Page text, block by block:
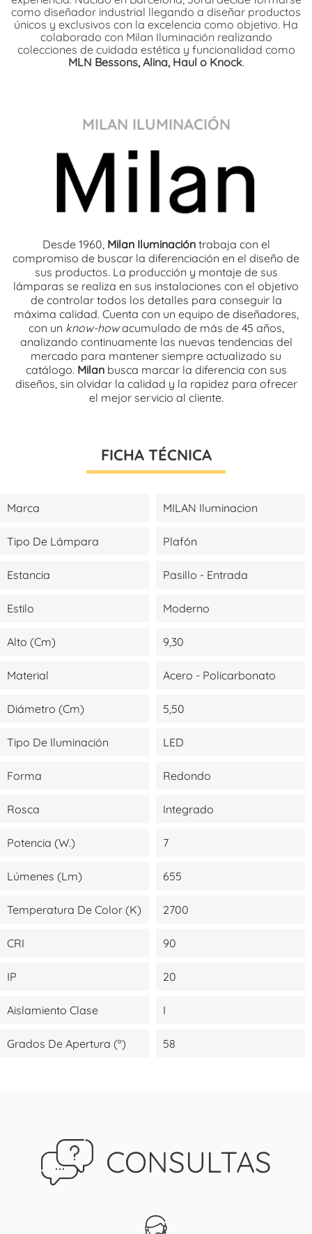
como diseñador industrial llegando a diseñar productos
únicos y exclusivos con la excelencia como objetivo. Ha
colaborado con Milan Iluminación realizando
colecciones de cuidada estética y funcionalidad como
MLN Bessons, Alina, Haul o Knock.
MILAN ILUMINACIÓN
Desde 1960, Milan Iluminacióntrabaja con el
compromiso de buscar la diferenciación en el diseño de
sus productos. La producción y montaje de sus
lámparas se realiza en sus instalaciones con el objetivo
de controlar todos los detalles para conseguir la
máxima calidad. Cuenta con un equipo de diseñadores,
con un know-howacumulado de más de 45 años,
analizando continuamente las nuevas tendencias del
mercado para mantener siempre actualizado su
catálogo. Milanbusca marcar la diferencia con sus
diseños, sin olvidar la calidad y la rapidez para ofrecer
el mejor servicio al cliente.
FICHA TÉCNICA
Marca MILAN Iluminacion
Tipo De Lámpara Plafón
Estancia Pasillo - Entrada
Estilo Moderno
Alto (cm) 9,30
Material Acero - Policarbonato
Diámetro (cm) 5,50
Tipo De Iluminación LED
Forma Redondo
Rosca Integrado
Potencia (W.) 7
Lúmenes (lm) 655
Temperatura De Color (K) 2700
CRI 90
IP 20
Aislamiento Clase I
Grados De Apertura (º) 58
CONSULTAS